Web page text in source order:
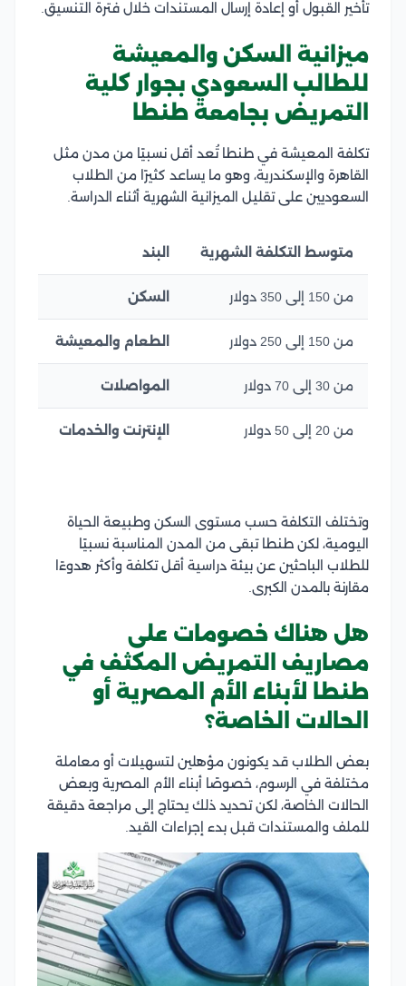
تأخير القبول أو إعادة إرسال المستندات خلال فترة التنسيق.
ميزانية السكن والمعيشة
للطالب السعودي بجوار كلية
التمريض بجامعة طنطا
تكلفة المعيشة في طنطا تُعد أقل نسبيًا من مدن مثل
القاهرة والإسكندرية، وهو ما يساعد كثيرًا من الطلاب
السعوديين على تقليل الميزانية الشهرية أثناء الدراسة.
متوسط التكلفة الشهرية البند
من 150 إلى 350 دولار السكن
من 150 إلى 250 دولار الطعام والمعيشة
من 30 إلى 70 دولار المواصلات
من 20 إلى 50 دولار الإنترنت والخدمات
وتختلف التكلفة حسب مستوى السكن وطبيعة الحياة
اليومية، لكن طنطا تبقى من المدن المناسبة نسبيًا
للطلاب الباحثين عن بيئة دراسية أقل تكلفة وأكثر هدوءًا
مقارنة بالمدن الكبرى.
هل هناك خصومات على
مصاريف التمريض المكثف في
طنطا لأبناء الأم المصرية أو
الحالات الخاصة؟
بعض الطلاب قد يكونون مؤهلين لتسهيلات أو معاملة
مختلفة في الرسوم، خصوصًا أبناء الأم المصرية وبعض
الحالات الخاصة، لكن تحديد ذلك يحتاج إلى مراجعة دقيقة
للملف والمستندات قبل بدء إجراءات القيد.